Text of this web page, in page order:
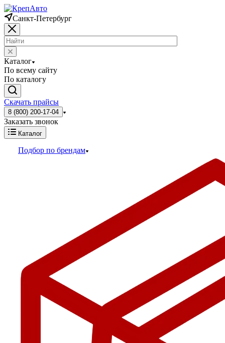
Санкт-Петербург
Каталог
По всему сайту
По каталогу
Скачать прайсы
8 (800) 200-17-04
Заказать звонок
Каталог
Подбор по брендам